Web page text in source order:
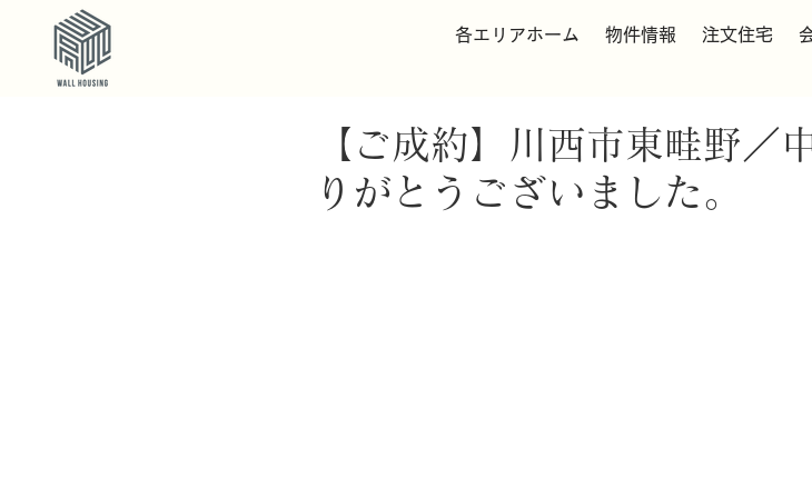
各エリアホーム 物件情報 注文住宅
【ご成約】川西市東畦野／
りがとうございました。